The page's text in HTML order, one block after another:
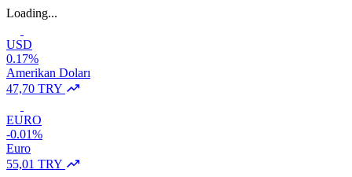
Loading...
USD
0.17%
Amerikan Doları
47,70 TRY
EURO
-0.01%
Euro
55,01 TRY